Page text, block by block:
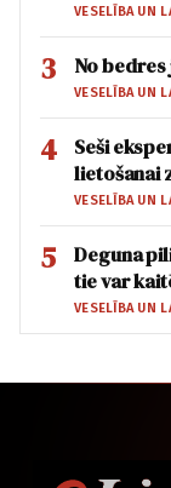
VESELĪBA UN
3 No
VESELĪBA UN
4
Seši
lietošanai
VESELĪBA UN
5
Deguna
tie var
VESELĪBA UN